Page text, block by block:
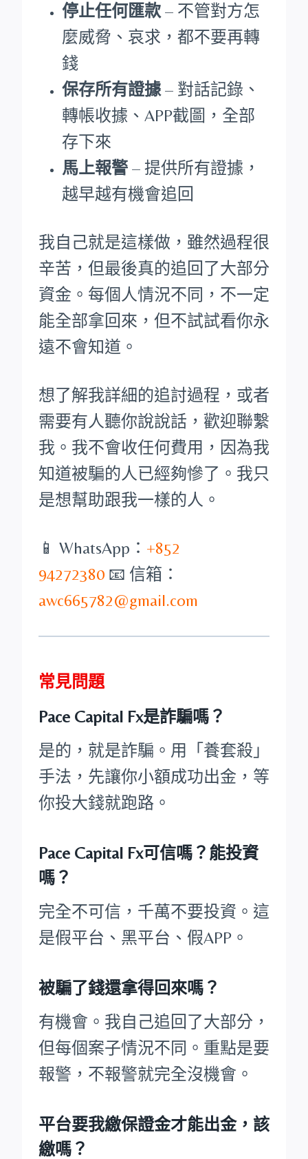
停止任何匯款 – 不管對方怎
麼威脅、哀求，都不要再轉
錢
保存所有證據 – 對話記錄、
轉帳收據、APP截圖，全部
存下來
馬上報警 – 提供所有證據，
越早越有機會追回
我自己就是這樣做，雖然過程很
辛苦，但最後真的追回了大部分
資金。每個人情況不同，不一定
能全部拿回來，但不試試看你永
遠不會知道。
想了解我詳細的追討過程，或者
需要有人聽你說說話，歡迎聯繫
我。我不會收任何費用，因為我
知道被騙的人已經夠慘了。我只
是想幫助跟我一樣的人。
📱 WhatsApp： +852
94272380 📧 信箱：
awc665782@gmail.com
常見問題
Pace Capital Fx是詐騙嗎？
是的，就是詐騙。用「養套殺」
手法，先讓你小額成功出金，等
你投大錢就跑路。
Pace Capital Fx可信嗎？能投資
嗎？
完全不可信，千萬不要投資。這
是假平台、黑平台、假APP。
被騙了錢還拿得回來嗎？
有機會。我自己追回了大部分，
但每個案子情況不同。重點是要
報警，不報警就完全沒機會。
平台要我繳保證金才能出金，該
繳嗎？